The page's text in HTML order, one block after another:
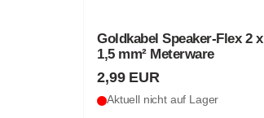
Goldkabel Speaker-Flex 2 x
1,5 mm² Meterware
2,99 EUR
Aktuell nicht auf Lager